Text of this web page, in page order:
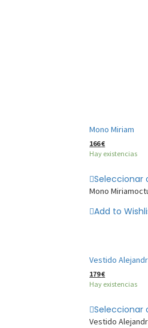
Mono Miriam
166€
Hay existencias
Seleccionar
Mono Miriam
Add to
Vestido
179€
Hay existencias
Seleccionar
Vestido